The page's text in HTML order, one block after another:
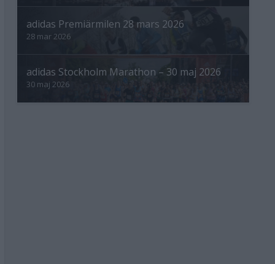
adidas Premiärmilen 28 mars 2026
28 mar 2026
adidas Stockholm Marathon – 30 maj 2026
30 maj 2026